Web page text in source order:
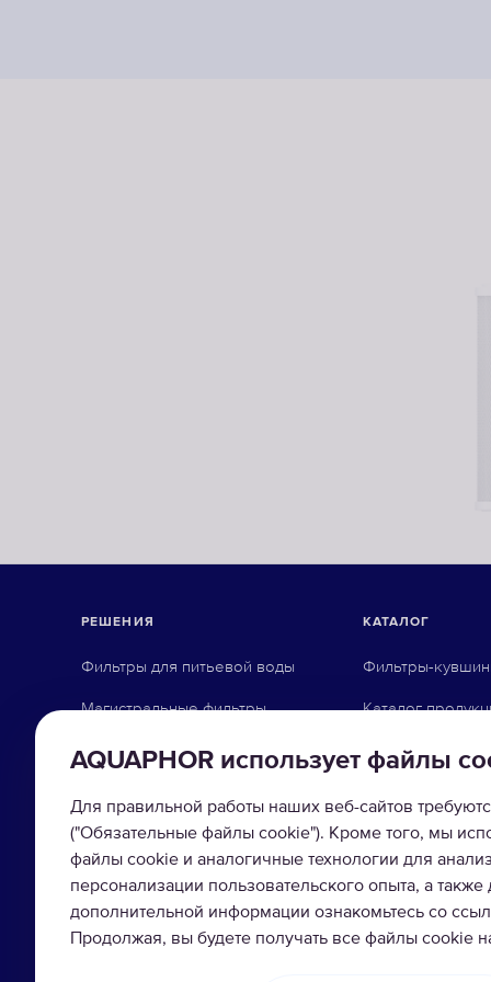
AQUAPHOR использует файлы
Для правильной работы наших веб-сайтов
("Обязательные файлы cookie"). Кроме того, мы
файлы cookie и аналогичные технологии для
персонализации пользовательского опыта, а
дополнительной информации ознакомьтесь со
Продолжая, вы будете получать все файлы cookie
РЕШЕНИЯ
Фильтры для питьевой воды
Магистральные фильтры
Фильтры для организаций
Промышленная водоочистка
КАТАЛОГ
Фильтры-
Каталог
Системы
Насадки на кран
Умягчители воды